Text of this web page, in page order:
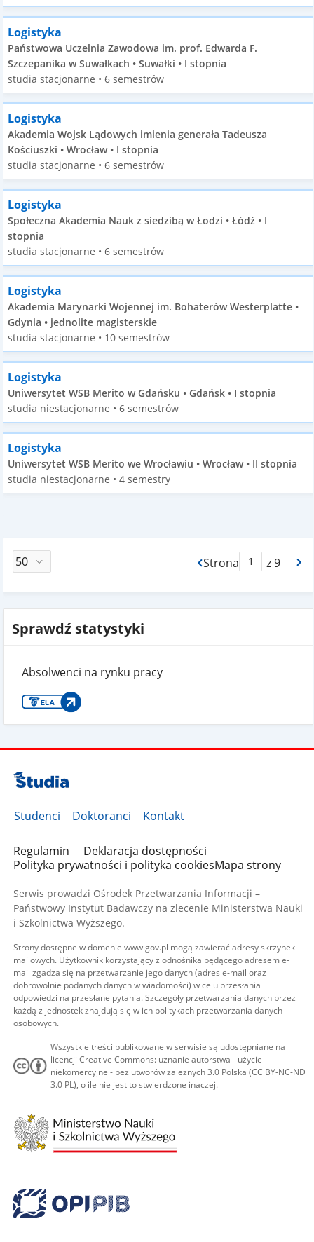
Logistyka
Państwowa Uczelnia Zawodowa im. prof. Edwarda F.
Szczepanika w Suwałkach • Suwałki • I stopnia
studia stacjonarne • 6 semestrów
Logistyka
Akademia Wojsk Lądowych imienia generała Tadeusza
Kościuszki • Wrocław • I stopnia
studia stacjonarne • 6 semestrów
Logistyka
Społeczna Akademia Nauk z siedzibą w Łodzi • Łódź • I
stopnia
studia stacjonarne • 6 semestrów
Logistyka
Akademia Marynarki Wojennej im. Bohaterów Westerplatte •
Gdynia • jednolite magisterskie
studia stacjonarne • 10 semestrów
Logistyka
Uniwersytet WSB Merito w Gdańsku • Gdańsk • I stopnia
studia niestacjonarne • 6 semestrów
Logistyka
Uniwersytet WSB Merito we Wrocławiu • Wrocław • II stopnia
studia niestacjonarne • 4 semestry
Strona
Max Stronaz 9
Sprawdź statystyki
Absolwenci na rynku pracy
Studenci Doktoranci Kontakt
Regulamin
Deklaracja dostępności
Polityka prywatności i polityka cookiesMapa strony
Serwis prowadzi Ośrodek Przetwarzania Informacji –
Państwowy Instytut Badawczy na zlecenie Ministerstwa Nauki
i Szkolnictwa Wyższego.
Strony dostępne w domenie www.gov.pl mogą zawierać adresy skrzynek
mailowych. Użytkownik korzystający z odnośnika będącego adresem e-
mail zgadza się na przetwarzanie jego danych (adres e-mail oraz
dobrowolnie podanych danych w wiadomości) w celu przesłania
odpowiedzi na przesłane pytania. Szczegóły przetwarzania danych przez
każdą z jednostek znajdują się w ich politykach przetwarzania danych
osobowych.
Wszystkie treści publikowane w serwisie są udostępniane na
licencji Creative Commons: uznanie autorstwa - użycie
niekomercyjne - bez utworów zależnych 3.0 Polska (CC BY-NC-ND
3.0 PL), o ile nie jest to stwierdzone inaczej.